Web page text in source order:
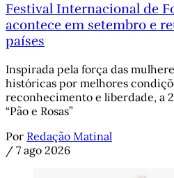
Festival Internacional de
acontece em setembro e
países
Inspirada pela força das
históricas por melhores
reconhecimento e liberdade, a
“Pão e Rosas”
Por Redação Matinal
/ 7 ago 2026